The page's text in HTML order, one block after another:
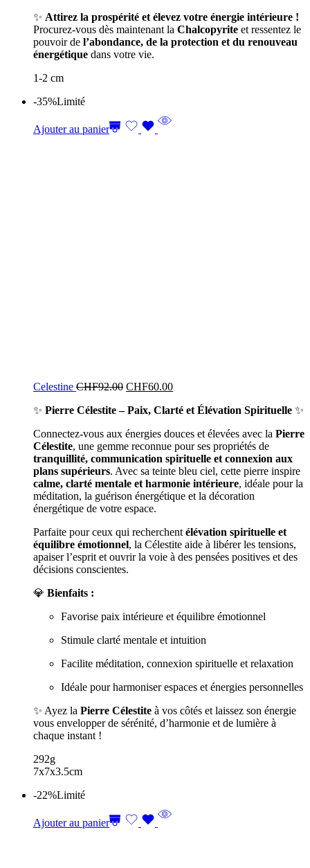
✨ Attirez la prospérité et élevez votre énergie intérieure !
Procurez-vous dès maintenant la Chalcopyrite et ressentez le
pouvoir de l’abondance, de la protection et du renouveau
énergétique dans votre vie.
1-2 cm
-35%Limité
Ajouter au panier
Celestine CHF92.00 CHF60.00
✨ Pierre Célestite – Paix, Clarté et Élévation Spirituelle ✨
Connectez-vous aux énergies douces et élevées avec la Pierre
Célestite, une gemme reconnue pour ses propriétés de
tranquillité, communication spirituelle et connexion aux
plans supérieurs. Avec sa teinte bleu ciel, cette pierre inspire
calme, clarté mentale et harmonie intérieure, idéale pour la
méditation, la guérison énergétique et la décoration
énergétique de votre espace.
Parfaite pour ceux qui recherchent élévation spirituelle et
équilibre émotionnel, la Célestite aide à libérer les tensions,
apaiser l’esprit et ouvrir la voie à des pensées positives et des
décisions conscientes.
💎 Bienfaits :
Favorise paix intérieure et équilibre émotionnel
Stimule clarté mentale et intuition
Facilite méditation, connexion spirituelle et relaxation
Idéale pour harmoniser espaces et énergies personnelles
✨ Ayez la Pierre Célestite à vos côtés et laissez son énergie
vous envelopper de sérénité, d’harmonie et de lumière à
chaque instant !
292g
7x7x3.5cm
-22%Limité
Ajouter au panier